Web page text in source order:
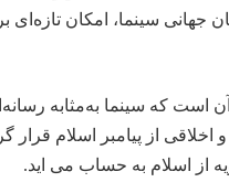
جهانی سینما، امکان تازه‌ای
آن است که سینما به‌مثابه
از پیامبر اسلام قرار
از اسلام به حساب می اید.